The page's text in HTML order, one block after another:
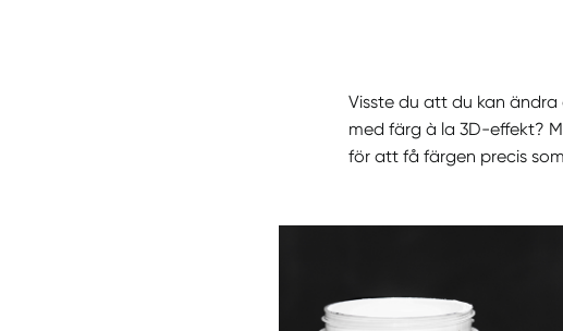
Visste du att du kan
med färg à la 3D-effekt?
för att få färgen precis